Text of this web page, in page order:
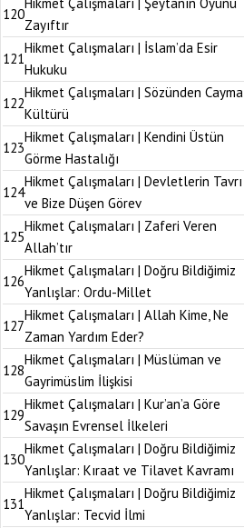
120
Zayıftır
121
Hikmet Çalışmaları | İslam’da Esir
Hukuku
122
Hikmet Çalışmaları | Sözünden Cayma
Kültürü
123
Hikmet Çalışmaları | Kendini Üstün
Görme Hastalığı
124
Hikmet Çalışmaları | Devletlerin Tavrı
ve Bize Düşen Görev
125
Hikmet Çalışmaları | Zaferi Veren
Allah’tır
126
Hikmet Çalışmaları | Doğru Bildiğimiz
Yanlışlar: Ordu-Millet
127
Hikmet Çalışmaları | Allah Kime, Ne
Zaman Yardım Eder?
128
Hikmet Çalışmaları | Müslüman ve
Gayrimüslim İlişkisi
129
Hikmet Çalışmaları | Kur’an’a Göre
Savaşın Evrensel İlkeleri
130
Hikmet Çalışmaları | Doğru Bildiğimiz
Yanlışlar: Kıraat ve Tilavet Kavramı
131
Hikmet Çalışmaları | Doğru Bildiğimiz
Yanlışlar: Tecvid İlmi